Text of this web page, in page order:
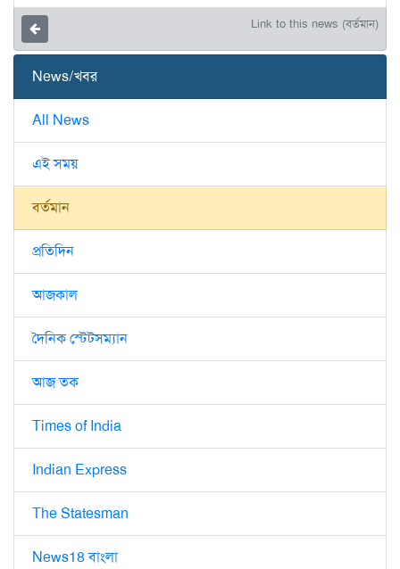
Link to this news (বর্তমান)
News/খবর
All News
এই সময়
বর্তমান
প্রতিদিন
আজকাল
দৈনিক স্টেটসম্যান
আজ তক
Times of India
Indian Express
The Statesman
News18 বাংলা